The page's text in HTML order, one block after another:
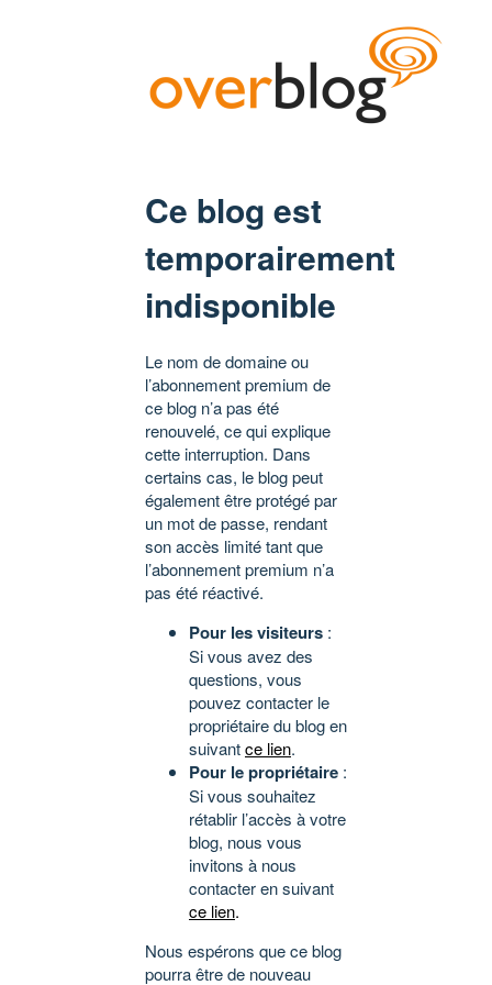
Ce blog est
temporairement
indisponible
Le nom de domaine ou
l’abonnement premium de
ce blog n’a pas été
renouvelé, ce qui explique
cette interruption. Dans
certains cas, le blog peut
également être protégé par
un mot de passe, rendant
son accès limité tant que
l’abonnement premium n’a
pas été réactivé.
Pour les visiteurs :
Si vous avez des
questions, vous
pouvez contacter le
propriétaire du blog en
suivantce lien.
Pour le propriétaire :
Si vous souhaitez
rétablir l’accès à votre
blog, nous vous
invitons à nous
contacter en suivant
ce lien.
Nous espérons que ce blog
pourra être de nouveau